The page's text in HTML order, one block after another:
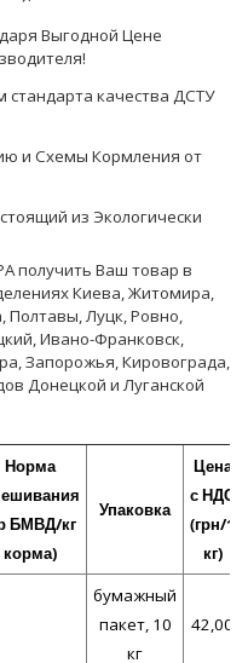
Выгодной Цене
качества ДСТУ
и Схемы Кормления от
из Экологически
Ваш товар в
Киева, Житомира,
Полтавы, Луцк, Ровно,
Ивано-Франковск,
Запорожья, Кировограда,
Донецкой и Луганской
Норма
БМВД/кг
корма)
Упаковка
Цена
с НДС
(грн/1
кг)
бумажный
пакет, 10
кг
42,00